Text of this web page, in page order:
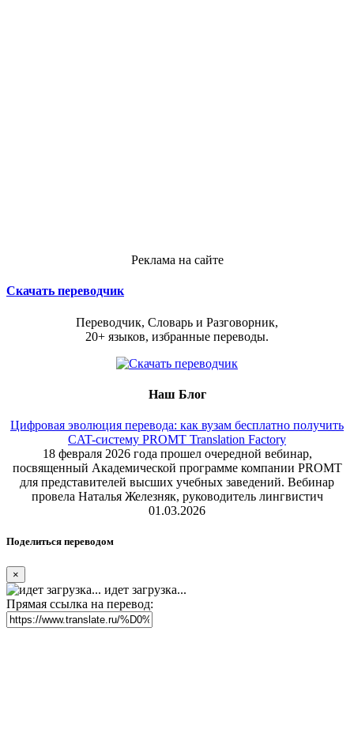
Реклама на сайте
Скачать переводчик
Переводчик, Словарь и Разговорник,
20+ языков, избранные переводы.
Наш Блог
Цифровая эволюция перевода: как вузам бесплатно получить
CAT-систему PROMT Translation Factory
18 февраля 2026 года прошел очередной вебинар,
посвященный Академической программе компании PROMT
для представителей высших учебных заведений. Вебинар
провела Наталья Железняк, руководитель лингвистич
01.03.2026
Поделиться переводом
×
идет загрузка...
Прямая ссылка на перевод: